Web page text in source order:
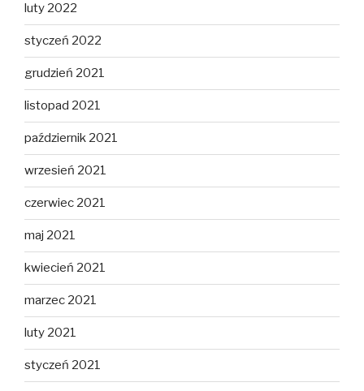
luty 2022
styczeń 2022
grudzień 2021
listopad 2021
październik 2021
wrzesień 2021
czerwiec 2021
maj 2021
kwiecień 2021
marzec 2021
luty 2021
styczeń 2021